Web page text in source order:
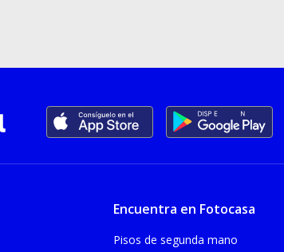
Encuentra en Fotocasa
Pisos de segunda mano